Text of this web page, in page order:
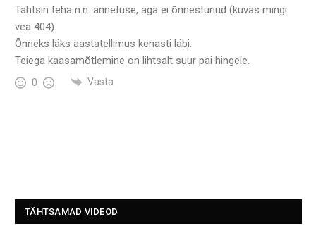
Tahtsin teha n.n. annetuse, aga ei õnnestunud (kuvas mingi
vea 404).
Õnneks läks aastatellimus kenasti läbi.
Teiega kaasamõtlemine on lihtsalt suur pai hingele.
0 Vasta
TÄHTSAMAD VIDEOD